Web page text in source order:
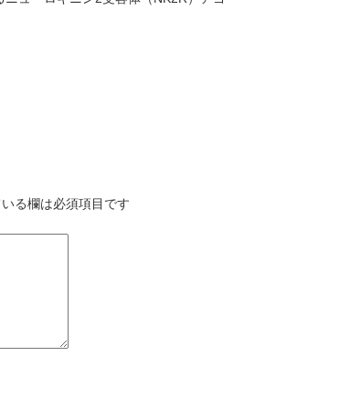
る欄は必須項目です